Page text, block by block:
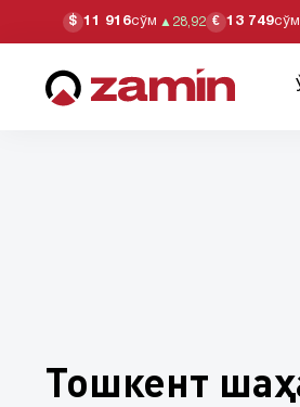
$ 11 916сўм ▲ 28,92 € 13 749сўм
Тошкент